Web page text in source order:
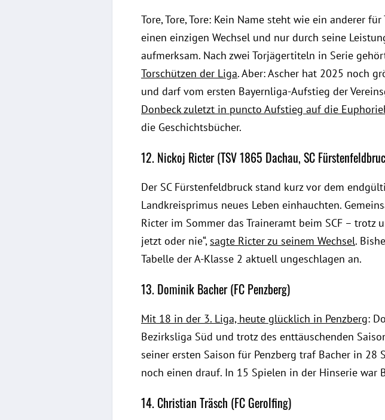
Tore, Tore, Tore: Kein Name steht wie ein anderer
einen einzigen Wechsel und nur durch seine
aufmerksam. Nach zwei Torjägertiteln in Serie
Torschützen der Liga. Aber: Ascher hat 2025 noch
und darf vom ersten Bayernliga-Aufstieg der
Donbeck zuletzt in puncto Aufstieg auf die
die Geschichtsbücher.
12. Nickoj Ricter (TSV 1865 Dachau, SC
Der SC Fürstenfeldbruck stand kurz vor dem
Landkreisprimus neues Leben einhauchten.
Ricter im Sommer das Traineramt beim SCF – trotz
jetzt oder nie“,sagte Ricter zu seinem Wechsel.
Tabelle der A-Klasse 2 aktuell ungeschlagen an.
13. Dominik Bacher (FC Penzberg)
Mit 18 in der 3. Liga, heute glücklich in Penzberg:
Bezirksliga Süd und trotz des enttäuschenden
seiner ersten Saison für Penzberg traf Bacher in
noch einen drauf. In 15 Spielen in der Hinserie war
14. Christian Träsch (FC Gerolfing)